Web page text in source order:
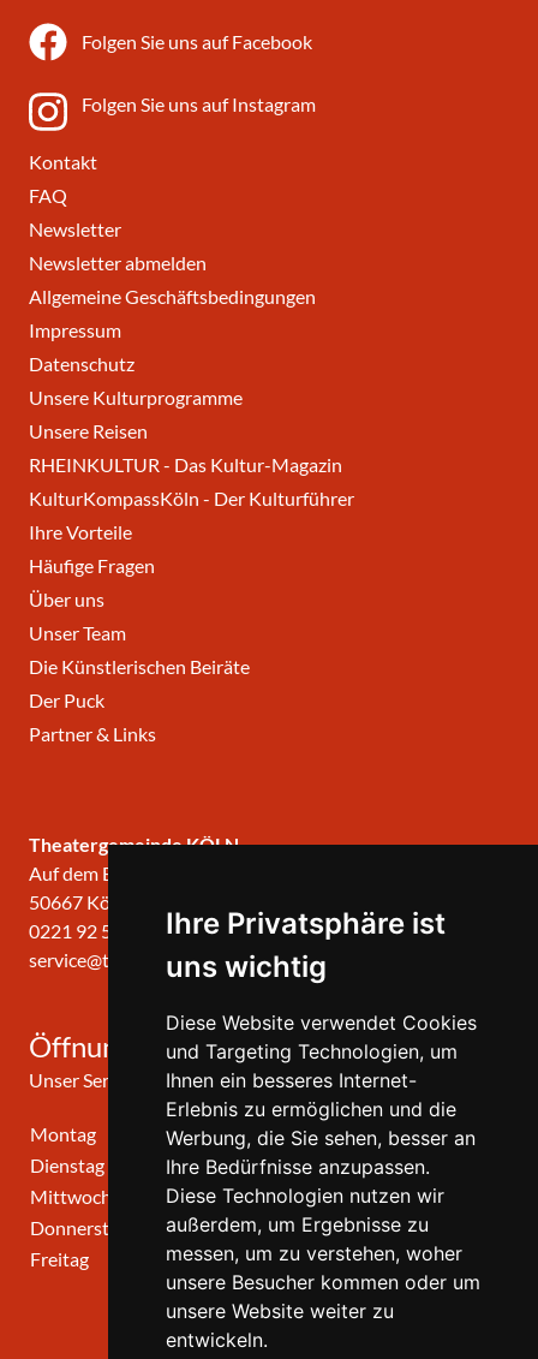
Ihre Privatsphäre ist
uns wichtig
Diese Website verwendet Cookies
und Targeting Technologien, um
Ihnen ein besseres Internet-
Erlebnis zu ermöglichen und die
Werbung, die Sie sehen, besser an
Ihre Bedürfnisse anzupassen.
Diese Technologien nutzen wir
außerdem, um Ergebnisse zu
messen, um zu verstehen, woher
unsere Besucher kommen oder um
unsere Website weiter zu
entwickeln.
Folgen Sie uns auf Facebook
Folgen Sie uns auf Instagram
Kontakt
FAQ
Newsletter
Newsletter abmelden
Allgemeine Geschäftsbedingungen
Impressum
Datenschutz
Unsere Kulturprogramme
Unsere Reisen
RHEINKULTUR - Das Kultur-Magazin
KulturKompassKöln - Der Kulturführer
Ihre Vorteile
Häufige Fragen
Über uns
Unser Team
Die Künstlerischen Beiräte
Der Puck
Partner & Links
Theatergemeinde KÖLN
Auf dem Berlich 34
50667 Köln
0221 92 57 420
service@theatergemeinde-koeln.de
Öffnungszeiten
Unser Service-Center ist zu folgenden Zeiten geöffnet
Montag
10:00 Uhr - 12:00 Uhr
Dienstag
10:00 Uhr - 12:00 Uhr
Mittwoch
10:00 Uhr - 12:00 Uhr
Donnerstag
10:00 Uhr - 12:00 Uhr
Freitag
geschlossen